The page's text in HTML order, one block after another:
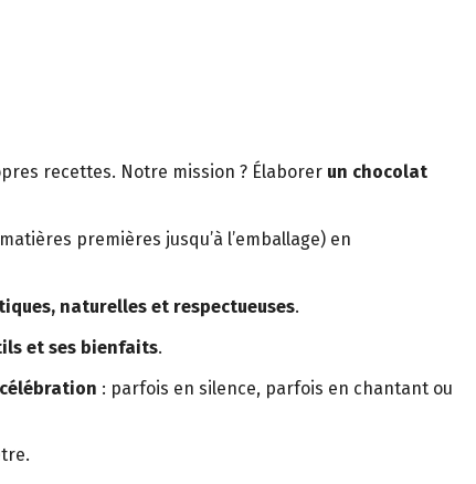
recettes. Notre mission ? Élaborer un chocolat
premières jusqu’à l’emballage) en
naturelles et respectueuses.
et ses bienfaits.
célébration : parfois en silence, parfois en chantant ou